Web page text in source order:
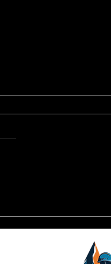
empleo local,
y controles